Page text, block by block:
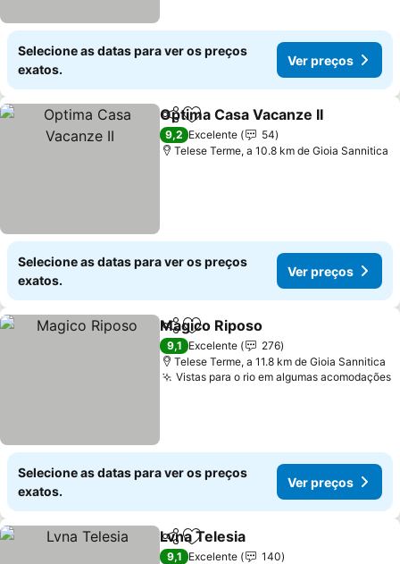
Selecione as datas para ver os preços
exatos.
Ver preços
PartilharAdicionar aos favoritos
Optima Casa Vacanze II
9,2 Excelente
54
Telese Terme, a 10.8 km de Gioia Sannitica
Selecione as datas para ver os preços
exatos.
Ver preços
PartilharAdicionar aos favoritos
Magico Riposo
9,1 Excelente
276
Telese Terme, a 11.8 km de Gioia Sannitica
Vistas para o rio em algumas acomodações
Selecione as datas para ver os preços
exatos.
Ver preços
PartilharAdicionar aos favoritos
Lvna Telesia
9,1 Excelente
140